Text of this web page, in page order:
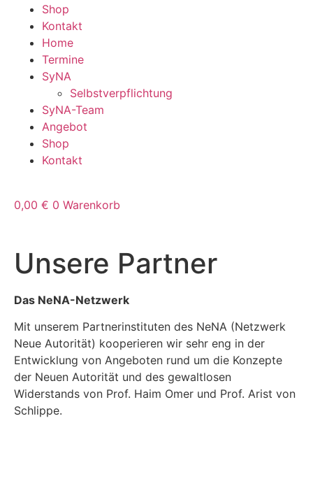
Shop
Kontakt
Home
Termine
SyNA
Selbstverpflichtung
SyNA-Team
Angebot
Shop
Kontakt
0,00 € 0 Warenkorb
Unsere Partner
Das NeNA-Netzwerk
Mit unserem Partnerinstituten des NeNA (Netzwerk
Neue Autorität) kooperieren wir sehr eng in der
Entwicklung von Angeboten rund um die Konzepte
der Neuen Autorität und des gewaltlosen
Widerstands von Prof. Haim Omer und Prof. Arist von
Schlippe.